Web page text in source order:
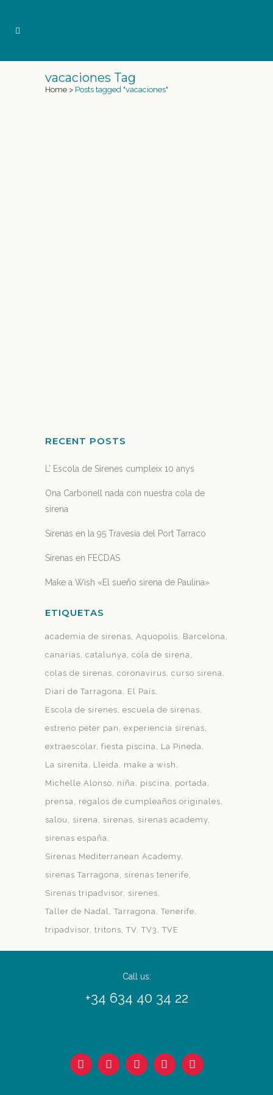
vacaciones Tag
Home > Posts tagged "vacaciones"
RECENT POSTS
L’ Escola de Sirenes cumpleix 10 anys
Ona Carbonell nada con nuestra cola de
sirena
Sirenas en la 95 Travesía del Port Tarraco
Sirenas en FECDAS
Make a Wish «El sueño sirena de Paulina»
ETIQUETAS
academia de sirenas Aquopolis
Barcelona
canarias catalunya cola de sirena
colas de sirenas coronavirus curso sirena
Diari de Tarragona
El País
Escola de sirenes escuela de sirenas
estreno peter pan
experiencia sirenas
extraescolar fiesta piscina
La Pineda
La sirenita
Lleida
make a wish
Michelle Alonso
niña piscina
portada
prensa
regalos de cumpleaños originales
salou
sirena sirenas
sirenas academy
sirenas españa
Sirenas Mediterranean Academy
sirenas Tarragona
sirenas tenerife
Sirenas tripadvisor sirenes
Taller de Nadal Tarragona Tenerife
tripadvisor tritons TV TV3 TVE
Call us:
+34 634 40 34 22